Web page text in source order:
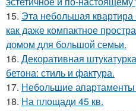
15. Эта небольшая
как даже компактное
домом для большой семьи.
16. Декоративная
бетона: стиль и фактура.
17. Небольшие
18. На площади 45 кв.